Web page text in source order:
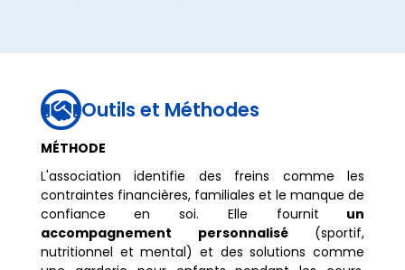
Outils et Méthodes
MÉTHODE
L'association identifie des freins comme les
contraintes financières, familiales et le manque de
confiance en soi. Elle fournit un
accompagnement personnalisé(sportif,
nutritionnel et mental) et des solutions comme